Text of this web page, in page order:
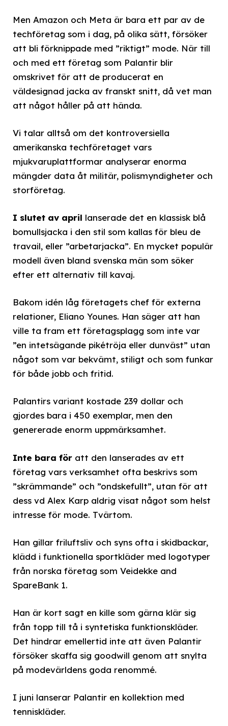
Men Amazon och Meta är bara ett par av de
techföretag som i dag, på olika sätt, försöker
att bli förknippade med ”riktigt” mode. När till
och med ett företag som Palantir blir
omskrivet för att de producerat en
väldesignad jacka av franskt snitt, då vet man
att något håller på att hända.
Vi talar alltså om det kontroversiella
amerikanska techföretaget vars
mjukvaruplattformar analyserar enorma
mängder data åt militär, polismyndigheter och
storföretag.
I slutet av april lanserade det en klassisk blå
bomullsjacka i den stil som kallas för bleu de
travail, eller ”arbetarjacka”. En mycket populär
modell även bland svenska män som söker
efter ett alternativ till kavaj.
Bakom idén låg företagets chef för externa
relationer, Eliano Younes. Han säger att han
ville ta fram ett företagsplagg som inte var
”en intetsägande pikétröja eller dunväst” utan
något som var bekvämt, stiligt och som funkar
för både jobb och fritid.
Palantirs variant kostade 239 dollar och
gjordes bara i 450 exemplar, men den
genererade enorm uppmärksamhet.
Inte bara för att den lanserades av ett
företag vars verksamhet ofta beskrivs som
”skrämmande” och ”ondskefullt”, utan för att
dess vd Alex Karp aldrig visat något som helst
intresse för mode. Tvärtom.
Han gillar friluftsliv och syns ofta i skidbackar,
klädd i funktionella sportkläder med logotyper
från norska företag som Veidekke and
SpareBank 1.
Han är kort sagt en kille som gärna klär sig
från topp till tå i syntetiska funktionskläder.
Det hindrar emellertid inte att även Palantir
försöker skaffa sig goodwill genom att snylta
på modevärldens goda renommé.
I juni lanserar Palantir en kollektion med
tenniskläder.